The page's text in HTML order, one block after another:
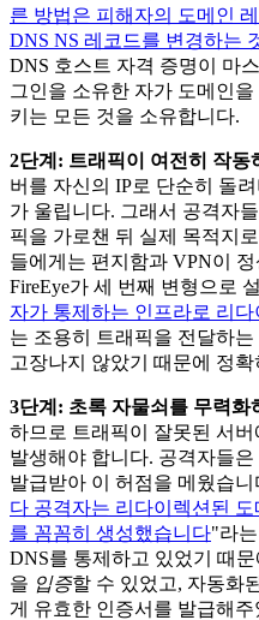
른 방법은 피해자의 도메인
DNS NS 레코드를 변경하는
DNS 호스트 자격 증명이 마
그인을 소유한 자가 도메인
키는 모든 것을 소유합니다.
2단계: 트래픽이 여전히 작동
버를 자신의 IP로 단순히 돌
가 울립니다. 그래서 공격자
픽을 가로챈 뒤 실제 목적지
들에게는 편지함과 VPN이
FireEye가 세 번째 변형으로
자가 통제하는 인프라로 리
는 조용히 트래픽을 전달하
고장나지 않았기 때문에 정
3단계: 초록 자물쇠를 무력화
하므로 트래픽이 잘못된 서
발생해야 합니다. 공격자들
발급받아 이 허점을 메웠습니
다 공격자는 리다이렉션된 도
를 꼼꼼히 생성했습니다"라
DNS를 통제하고 있었기 때
을 입증할 수 있었고, 자동화
게 유효한 인증서를 발급해주